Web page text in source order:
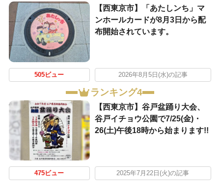
【西東京市】「あたしンち」マ
ンホールカードが8月3日から配
布開始されています。
505ビュー 2026年8月5日(水)の記事
ランキング4
【西東京市】谷戸盆踊り大会、
谷戸イチョウ公園で7/25(金)・
26(土)午後18時から始まります!!
475ビュー 2025年7月22日(火)の記事